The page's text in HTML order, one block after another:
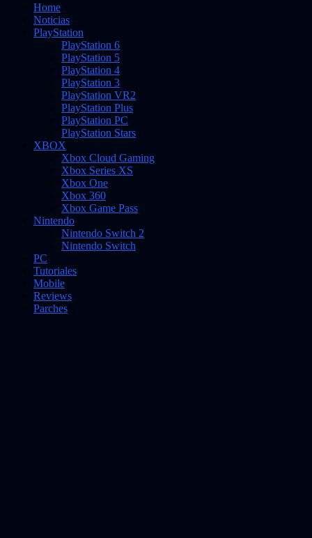
Home
Noticias
PlayStation
PlayStation 6
PlayStation 5
PlayStation 4
PlayStation 3
PlayStation VR2
PlayStation Plus
PlayStation PC
PlayStation Stars
XBOX
Xbox Cloud Gaming
Xbox Series XS
Xbox One
Xbox 360
Xbox Game Pass
Nintendo
Nintendo Switch 2
Nintendo Switch
PC
Tutoriales
Mobile
Reviews
Parches